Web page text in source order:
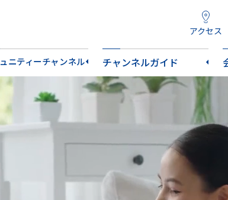
アクセス
ニティーチャンネル チャンネルガイド